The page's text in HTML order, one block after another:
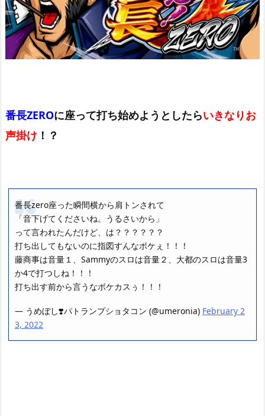
番長ZEROに座って打ち始めようとしたらいきなりお
声掛け ！？
番長zero座った瞬間横から肩トンされて
「音下げてくださいね。うるさいから」
って言われたんだけど、は？？？？？？
打ち出してもないのに指図すんなボケぇ！！！
藤商事は音量１、Sammyのスロは音量２、大都のスロは音量3
か4で打つしね！！！
打ち出す前から言うなボケカスぅ！！！
— うめぼし❣️パトランプショタコン (@umeronia) February 2
3, 2022